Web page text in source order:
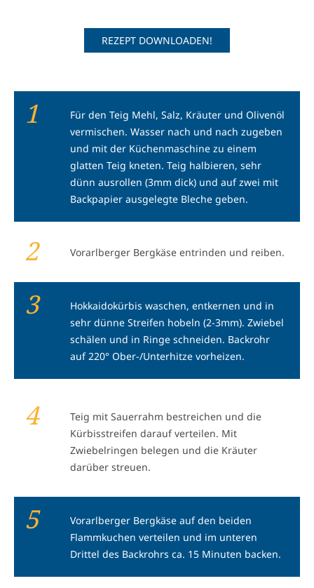
REZEPT DOWNLOADEN!
1
Für den Teig Mehl, Salz, Kräuter und Olivenöl
vermischen. Wasser nach und nach zugeben
und mit der Küchenmaschine zu einem
glatten Teig kneten. Teig halbieren, sehr
dünn ausrollen (3mm dick) und auf zwei mit
Backpapier ausgelegte Bleche geben.
2 Vorarlberger Bergkäse entrinden und reiben.
3
Hokkaidokürbis waschen, entkernen und in
sehr dünne Streifen hobeln (2-3mm). Zwiebel
schälen und in Ringe schneiden. Backrohr
auf 220° Ober-/Unterhitze vorheizen.
4
Teig mit Sauerrahm bestreichen und die
Kürbisstreifen darauf verteilen. Mit
Zwiebelringen belegen und die Kräuter
darüber streuen.
5
Vorarlberger Bergkäse auf den beiden
Flammkuchen verteilen und im unteren
Drittel des Backrohrs ca. 15 Minuten backen.